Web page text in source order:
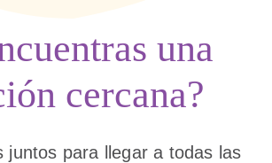
una
cercana?
juntos para llegar a todas las